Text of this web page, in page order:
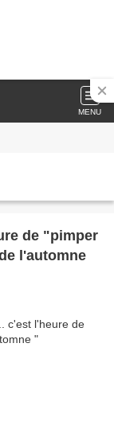
MENU
de "pimper
l'automne